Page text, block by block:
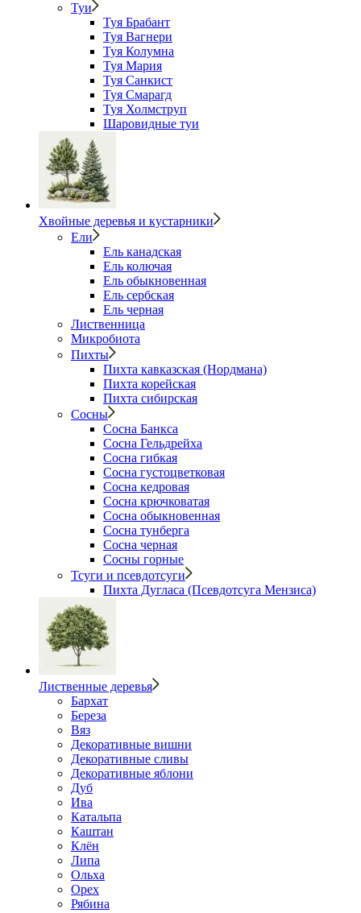
Туи
Туя Брабант
Туя Вагнери
Туя Колумна
Туя Мария
Туя Санкист
Туя Смарагд
Туя Холмструп
Шаровидные туи
Хвойные деревья и кустарники
Ели
Ель канадская
Ель колючая
Ель обыкновенная
Ель сербская
Ель черная
Лиственница
Микробиота
Пихты
Пихта кавказская (Нордмана)
Пихта корейская
Пихта сибирская
Сосны
Сосна Банкса
Сосна Гельдрейха
Сосна гибкая
Сосна густоцветковая
Сосна кедровая
Сосна крючковатая
Сосна обыкновенная
Сосна тунберга
Сосна черная
Сосны горные
Тсуги и псевдотсуги
Пихта Дугласа (Псевдотсуга Мензиса)
Лиственные деревья
Бархат
Береза
Вяз
Декоративные вишни
Декоративные сливы
Декоративные яблони
Дуб
Ива
Катальпа
Каштан
Клён
Липа
Ольха
Орех
Рябина